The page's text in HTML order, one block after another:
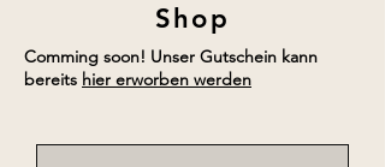
Shop
Comming soon! Unser Gutschein kann
bereits hier erworben werden